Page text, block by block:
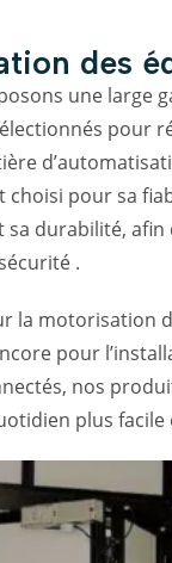
des
une large
pour
choisi pour sa
sa durabilité,
.
la motorisation
pour
nos
plus